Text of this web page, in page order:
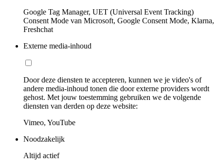
Google Tag Manager, UET (Universal Event Tracking)
Consent Mode van Microsoft, Google Consent Mode, Klarna,
Freshchat
Externe media-inhoud
Door deze diensten te accepteren, kunnen we je video's of
andere media-inhoud tonen die door externe providers wordt
gehost. Met jouw toestemming gebruiken we de volgende
diensten van derden op deze website:
Vimeo, YouTube
Noodzakelijk
Altijd actief